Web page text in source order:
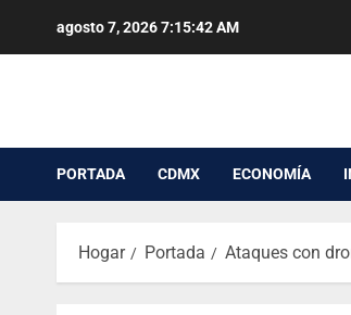
agosto 7, 20267:15:43 AM
PORTADA CDMX ECONOMÍA
Hogar Portada Ataques con